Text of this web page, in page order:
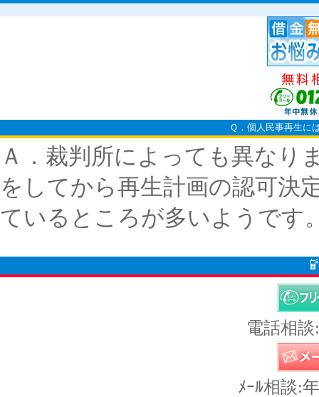
Ｑ．個人民事再生に
Ａ．裁判所によっても異なり
をしてから再生計画の認可決
ているところが多いようです
電話相
ﾒｰﾙ相談: